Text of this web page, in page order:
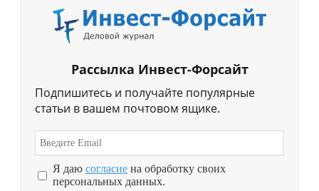
Рассылка Инвест-Форсайт
Подпишитесь и получайте популярные
статьи в вашем почтовом ящике.
Я даю согласие на обработку своих
персональных данных.